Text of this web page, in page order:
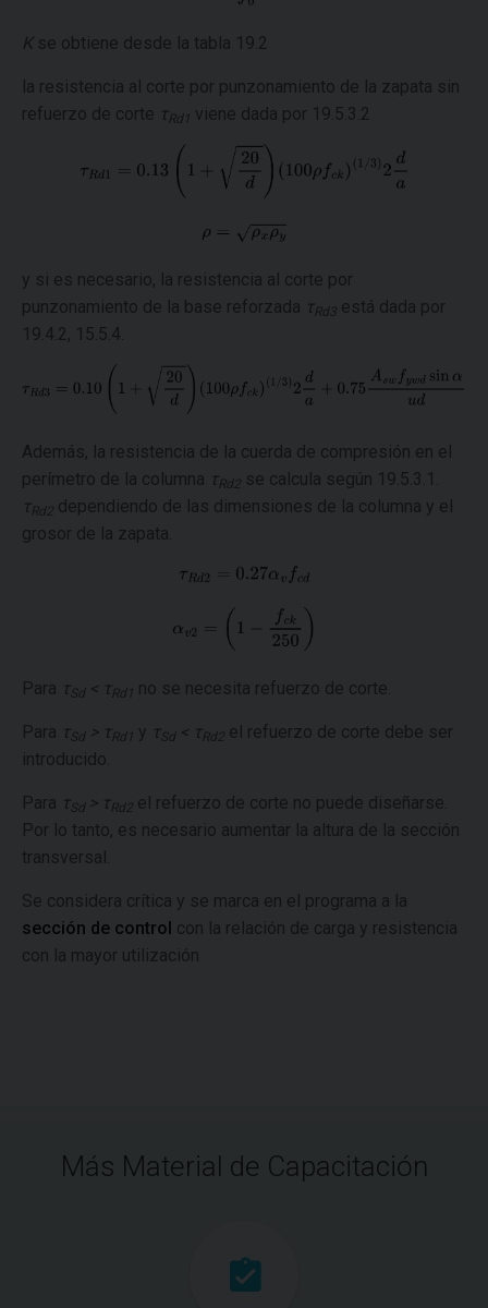
Kse obtiene desde la tabla 19.2
la resistencia al corte por punzonamiento de la zapata sin
refuerzo de corte τ Rd1 viene dada por 19.5.3.2
y si es necesario, la resistencia al corte por
punzonamiento de la base reforzada τ Rd3 está dada por
19.4.2, 15.5.4.
Además, la resistencia de la cuerda de compresión en el
perímetro de la columna τ Rd2
se calcula según 19.5.3.1.
τ Rd2
dependiendo de las dimensiones de la columna y el
grosor de la zapata.
Para τ Sd< τ Rd1 no se necesita refuerzo de corte.
Para τ Sd> τ Rd1 y τ Sd< τ Rd2
el refuerzo de corte debe ser
introducido.
Para τ Sd > τ Rd2
el refuerzo de corte no puede diseñarse.
Por lo tanto, es necesario aumentar la altura de la sección
transversal.
Se considera crítica y se marca en el programa a la
sección de control con la relación de carga y resistencia
con la mayor utilización
Más Material de Capacitación